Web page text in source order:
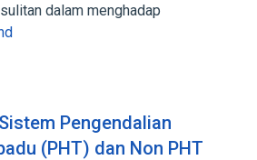
dalam menghadap
Pengendalian
(PHT) dan Non PHT